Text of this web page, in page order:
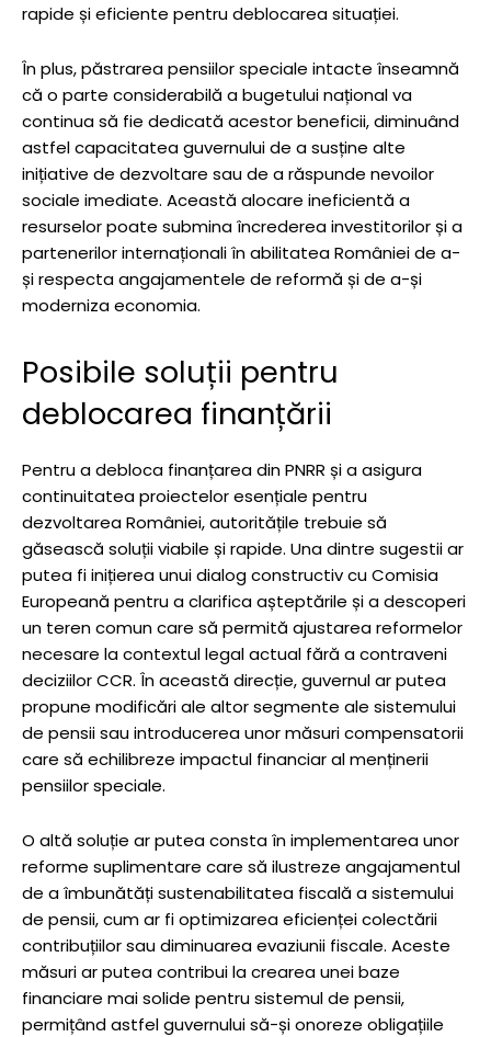
rapide și eficiente pentru deblocarea situației.
În plus, păstrarea pensiilor speciale intacte înseamnă
că o parte considerabilă a bugetului național va
continua să fie dedicată acestor beneficii, diminuând
astfel capacitatea guvernului de a susține alte
inițiative de dezvoltare sau de a răspunde nevoilor
sociale imediate. Această alocare ineficientă a
resurselor poate submina încrederea investitorilor și a
partenerilor internaționali în abilitatea României de a-
și respecta angajamentele de reformă și de a-și
moderniza economia.
Posibile soluții pentru
deblocarea finanțării
Pentru a debloca finanțarea din PNRR și a asigura
continuitatea proiectelor esențiale pentru
dezvoltarea României, autoritățile trebuie să
găsească soluții viabile și rapide. Una dintre sugestii ar
putea fi inițierea unui dialog constructiv cu Comisia
Europeană pentru a clarifica așteptările și a descoperi
un teren comun care să permită ajustarea reformelor
necesare la contextul legal actual fără a contraveni
deciziilor CCR. În această direcție, guvernul ar putea
propune modificări ale altor segmente ale sistemului
de pensii sau introducerea unor măsuri compensatorii
care să echilibreze impactul financiar al menținerii
pensiilor speciale.
O altă soluție ar putea consta în implementarea unor
reforme suplimentare care să ilustreze angajamentul
de a îmbunătăți sustenabilitatea fiscală a sistemului
de pensii, cum ar fi optimizarea eficienței colectării
contribuțiilor sau diminuarea evaziunii fiscale. Aceste
măsuri ar putea contribui la crearea unei baze
financiare mai solide pentru sistemul de pensii,
permițând astfel guvernului să-și onoreze obligațiile